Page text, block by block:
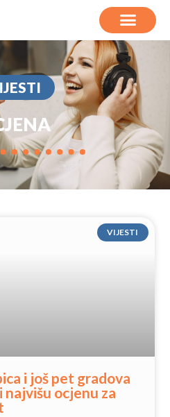
VIJESTI
i još pet gradova
najvišu ocjenu za